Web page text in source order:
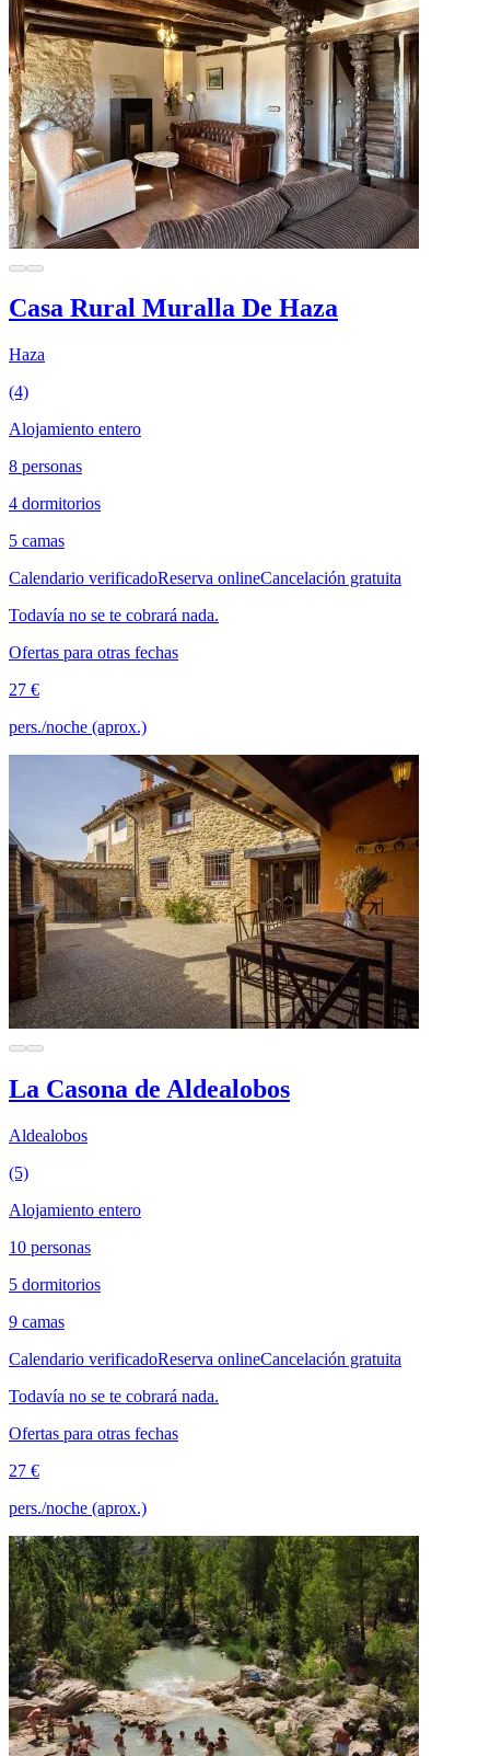
Casa Rural Muralla De Haza
Haza
(4)
Alojamiento entero
8 personas
4 dormitorios
5 camas
Calendario verificadoReserva onlineCancelación gratuita
Todavía no se te cobrará nada.
Ofertas para otras fechas
27 €
pers./noche (aprox.)
La Casona de Aldealobos
Aldealobos
(5)
Alojamiento entero
10 personas
5 dormitorios
9 camas
Calendario verificadoReserva onlineCancelación gratuita
Todavía no se te cobrará nada.
Ofertas para otras fechas
27 €
pers./noche (aprox.)